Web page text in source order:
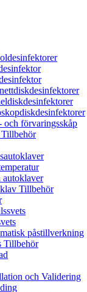
och förvaringsskåp
autoklaver
Tillbehör
påstillverkning
Tillbehör
och Validering